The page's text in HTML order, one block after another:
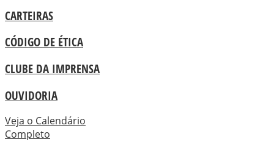
CARTEIRAS
CÓDIGO DE ÉTICA
CLUBE DA IMPRENSA
OUVIDORIA
Veja o Calendário
Completo